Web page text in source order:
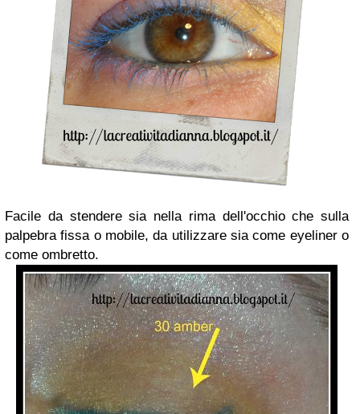
Facile da stendere sia nella rima dell'occhio che sulla
palpebra fissa o mobile, da utilizzare sia come eyeliner o
come ombretto.